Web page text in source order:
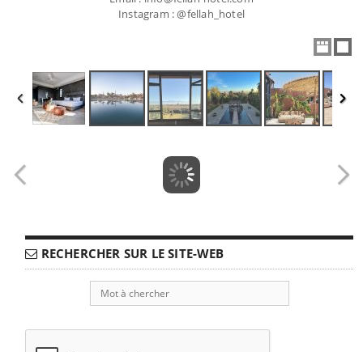
Instagram : @fellah_hotel
RECHERCHER SUR LE SITE-WEB